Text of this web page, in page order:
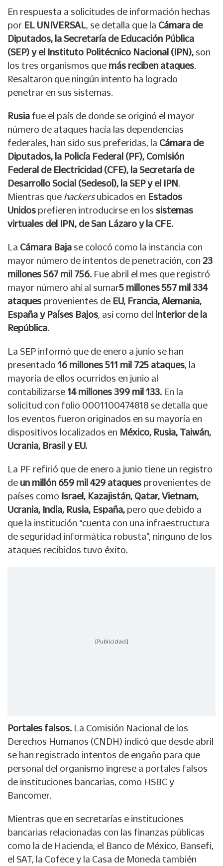
En respuesta a solicitudes de información hechas
por EL UNIVERSAL, se detalla que la Cámara de
Diputados, la Secretaría de Educación Pública
(SEP) y el Instituto Politécnico Nacional (IPN), son
los tres organismos que más reciben ataques.
Resaltaron que ningún intento ha logrado
penetrar en sus sistemas.
Rusia fue el país de donde se originó el mayor
número de ataques hacía las dependencias
federales, han sido sus preferidas, la Cámara de
Diputados, la Policía Federal (PF), Comisión
Federal de Electricidad (CFE), la Secretaría de
Desarrollo Social (Sedesol), la SEP y el IPN.
Mientras que hackers ubicados en Estados
Unidos prefieren introducirse en los sistemas
virtuales del IPN, de San Lázaro y la CFE.
La Cámara Baja se colocó como la instancia con
mayor número de intentos de penetración, con 23
millones 567 mil 756. Fue abril el mes que registró
mayor número ahí al sumar5 millones 557 mil 334
ataques provenientes de EU, Francia, Alemania,
España y Países Bajos, así como del interior de la
República.
La SEP informó que de enero a junio se han
presentado 16 millones 511 mil 725 ataques, la
mayoría de ellos ocurridos en junio al
contabilizarse 14 millones 399 mil 133. En la
solicitud con folio 0001100474818 se detalla que
los eventos fueron originados en su mayoría en
dispositivos localizados en México, Rusia, Taiwán,
Ucrania, Brasil y EU.
La PF refirió que de enero a junio tiene un registro
de un millón 659 mil 429 ataques provenientes de
países como Israel, Kazajistán, Qatar, Vietnam,
Ucrania, India, Rusia, España, pero que debido a
que la institución “cuenta con una infraestructura
de seguridad informática robusta”, ninguno de los
ataques recibidos tuvo éxito.
[Publicidad]
Portales falsos. La Comisión Nacional de los
Derechos Humanos (CNDH) indicó que desde abril
se han registrado intentos de engaño para que
personal del organismo ingrese a portales falsos
de instituciones bancarias, como HSBC y
Bancomer.
Mientras que en secretarías e instituciones
bancarias relacionadas con las finanzas públicas
como la de Hacienda, el Banco de México, Bansefi,
el SAT, la Cofece y la Casa de Moneda también